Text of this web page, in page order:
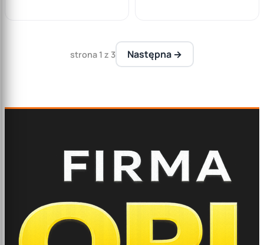
strona 1 z 3 Następna →